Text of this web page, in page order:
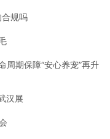
合规吗
周期保障“安心养宠”再升
汉展